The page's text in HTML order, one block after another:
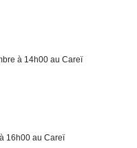
à 14h00 au Careï
16h00 au Careï